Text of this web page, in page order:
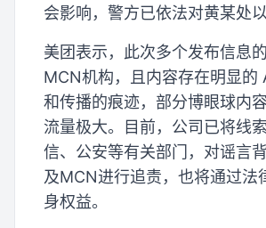
会影响，警方已依法对黄某处以
美团表示，此次多个发布信息
MCN机构，且内容存在明显的
和传播的痕迹，部分博眼球内容
流量极大。目前，公司已将线
信、公安等有关部门，对谣言
及MCN进行追责，也将通过法
身权益。